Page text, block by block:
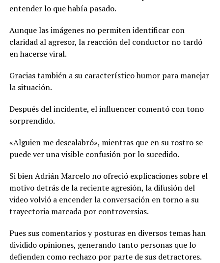
entender lo que había pasado.
Aunque las imágenes no permiten identificar con
claridad al agresor, la reacción del conductor no tardó
en hacerse viral.
Gracias también a su característico humor para manejar
la situación.
Después del incidente, el influencer comentó con tono
sorprendido.
«Alguien me descalabró», mientras que en su rostro se
puede ver una visible confusión por lo sucedido.
Si bien Adrián Marcelo no ofreció explicaciones sobre el
motivo detrás de la reciente agresión, la difusión del
video volvió a encender la conversación en torno a su
trayectoria marcada por controversias.
Pues sus comentarios y posturas en diversos temas han
dividido opiniones, generando tanto personas que lo
defienden como rechazo por parte de sus detractores.